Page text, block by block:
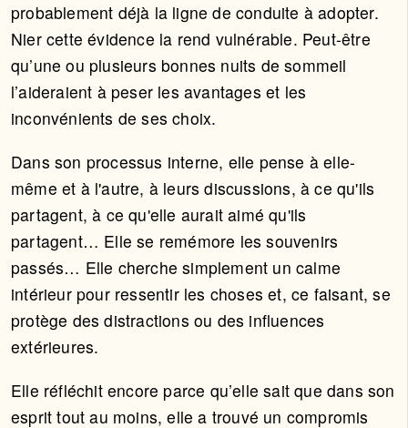
probablement déjà la ligne de conduite à adopter.
Nier cette évidence la rend vulnérable. Peut-être
qu’une ou plusieurs bonnes nuits de sommeil
l’aideraient à peser les avantages et les
inconvénients de ses choix.
Dans son processus interne, elle pense à elle-
même et à l'autre, à leurs discussions, à ce qu'ils
partagent, à ce qu'elle aurait aimé qu'ils
partagent… Elle se remémore les souvenirs
passés… Elle cherche simplement un calme
intérieur pour ressentir les choses et, ce faisant, se
protège des distractions ou des influences
extérieures.
Elle réfléchit encore parce qu’elle sait que dans son
esprit tout au moins, elle a trouvé un compromis